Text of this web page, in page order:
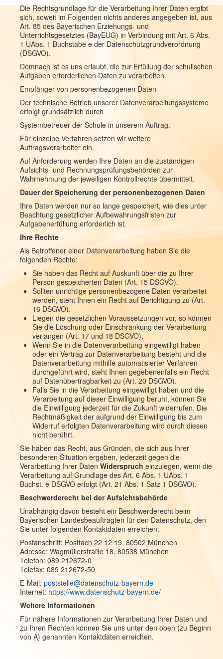
Die Rechtsgrundlage für die Verarbeitung Ihrer Daten ergibt
sich, soweit im Folgenden nichts anderes angegeben ist, aus
Art. 85 des Bayerischen Erziehungs- und
Unterrichtsgesetztes (BayEUG) in Verbindung mit Art. 6 Abs.
1 UAbs. 1 Buchstabe e der Datenschutzgrundverordnung
(DSGVO).
Demnach ist es uns erlaubt, die zur Erfüllung der schulischen
Aufgaben erforderlichen Daten zu verarbeiten.
Empfänger von personenbezogenen Daten
Der technische Betrieb unserer Datenverarbeitungssysteme
erfolgt grundsätzlich durch
Systembetreuer der Schule in unserem Auftrag.
Für einzelne Verfahren setzen wir weitere
Auftragsverarbeiter ein.
Auf Anforderung werden Ihre Daten an die zuständigen
Aufsichts- und Rechnungsprüfungsbehörden zur
Wahrnehmung der jeweiligen Kontrollrechte übermittelt.
Dauer der Speicherung der personenbezogenen Daten
Ihre Daten werden nur so lange gespeichert, wie dies unter
Beachtung gesetzlicher Aufbewahrungsfristen zur
Aufgabenerfüllung erforderlich ist.
Ihre Rechte
Als Betroffener einer Datenverarbeitung haben Sie die
folgenden Rechte:
Sie haben das Recht auf Auskunft über die zu Ihrer
Person gespeicherten Daten (Art. 15 DSGVO).
Sollten unrichtige personenbezogene Daten verarbeitet
werden, steht Ihnen ein Recht auf Berichtigung zu (Art.
16 DSGVO).
Liegen die gesetzlichen Voraussetzungen vor, so können
Sie die Löschung oder Einschränkung der Verarbeitung
verlangen (Art. 17 und 18 DSGVO).
Wenn Sie in die Datenverarbeitung eingewilligt haben
oder ein Vertrag zur Datenverarbeitung besteht und die
Datenverarbeitung mithilfe automatisierter Verfahren
durchgeführt wird, steht Ihnen gegebenenfalls ein Recht
auf Datenübertragbarkeit zu (Art. 20 DSGVO).
Falls Sie in die Verarbeitung eingewilligt haben und die
Verarbeitung auf dieser Einwilligung beruht, können Sie
die Einwilligung jederzeit für die Zukunft widerrufen. Die
Rechtmäßigkeit der aufgrund der Einwilligung bis zum
Widerruf erfolgten Datenverarbeitung wird durch diesen
nicht berührt.
Sie haben das Recht, aus Gründen, die sich aus Ihrer
besonderen Situation ergeben, jederzeit gegen die
Verarbeitung Ihrer Daten Widerspruch einzulegen, wenn die
Verarbeitung auf Grundlage des Art. 6 Abs. 1 UAbs. 1
Buchst. e DSGVO erfolgt (Art. 21 Abs. 1 Satz 1 DSGVO).
Beschwerderecht bei der Aufsichtsbehörde
Unabhängig davon besteht ein Beschwerderecht beim
Bayerischen Landesbeauftragten für den Datenschutz, den
Sie unter folgenden Kontaktdaten erreichen:
Postanschrift: Postfach 22 12 19, 80502 München
Adresse: Wagmüllerstraße 18, 80538 München
Telefon: 089 212672-0
Telefax: 089 212672-50
E-Mail: poststelle@datenschutz-bayern.de
Internet: https://www.datenschutz-bayern.de/
Weitere Informationen
Für nähere Informationen zur Verarbeitung Ihrer Daten und
zu Ihren Rechten können Sie uns unter den oben (zu Beginn
von A) genannten Kontaktdaten erreichen.